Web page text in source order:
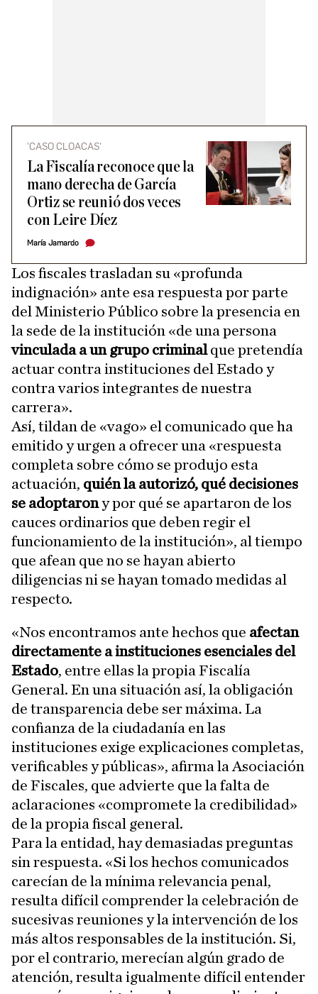
'CASO CLOACAS'
La Fiscalía reconoce que la
mano derecha de García
Ortiz se reunió dos veces
con Leire Díez
María Jamardo
Los fiscales trasladan su «profunda
indignación» ante esa respuesta por parte
del Ministerio Público sobre la presencia en
la sede de la institución «de una persona
vinculada a un grupo criminalque pretendía
actuar contra instituciones del Estado y
contra varios integrantes de nuestra
carrera».
Así, tildan de «vago» el comunicado que ha
emitido y urgen a ofrecer una «respuesta
completa sobre cómo se produjo esta
actuación, quién la autorizó, qué decisiones
se adoptarony por qué se apartaron de los
cauces ordinarios que deben regir el
funcionamiento de la institución», al tiempo
que afean que no se hayan abierto
diligencias ni se hayan tomado medidas al
respecto.
«Nos encontramos ante hechos que afectan
directamente a instituciones esenciales del
Estado, entre ellas la propia Fiscalía
General. En una situación así, la obligación
de transparencia debe ser máxima. La
confianza de la ciudadanía en las
instituciones exige explicaciones completas,
verificables y públicas», afirma la Asociación
de Fiscales, que advierte que la falta de
aclaraciones «compromete la credibilidad»
de la propia fiscal general.
Para la entidad, hay demasiadas preguntas
sin respuesta. «Si los hechos comunicados
carecían de la mínima relevancia penal,
resulta difícil comprender la celebración de
sucesivas reuniones y la intervención de los
más altos responsables de la institución. Si,
por el contrario, merecían algún grado de
atención, resulta igualmente difícil entender